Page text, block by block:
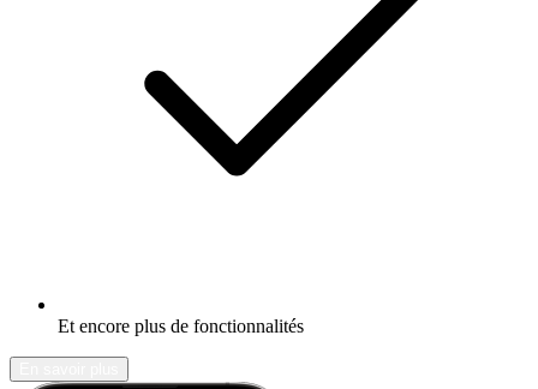
Et encore plus de fonctionnalités